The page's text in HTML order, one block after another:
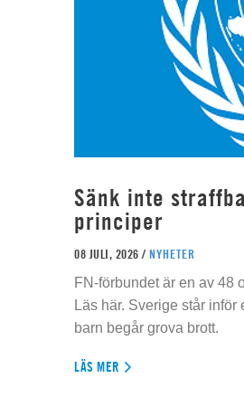
Sänk inte
principer
08 JULI, 2026 / NYHETER
FN-förbundet är en av 48
Läs här. Sverige står
barn begår grova brott.
LÄS MER